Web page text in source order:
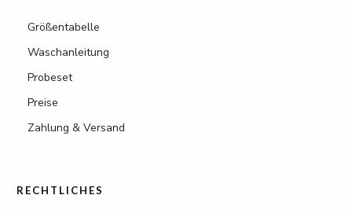
Größentabelle
Waschanleitung
Probeset
Preise
Zahlung & Versand
RECHTLICHES